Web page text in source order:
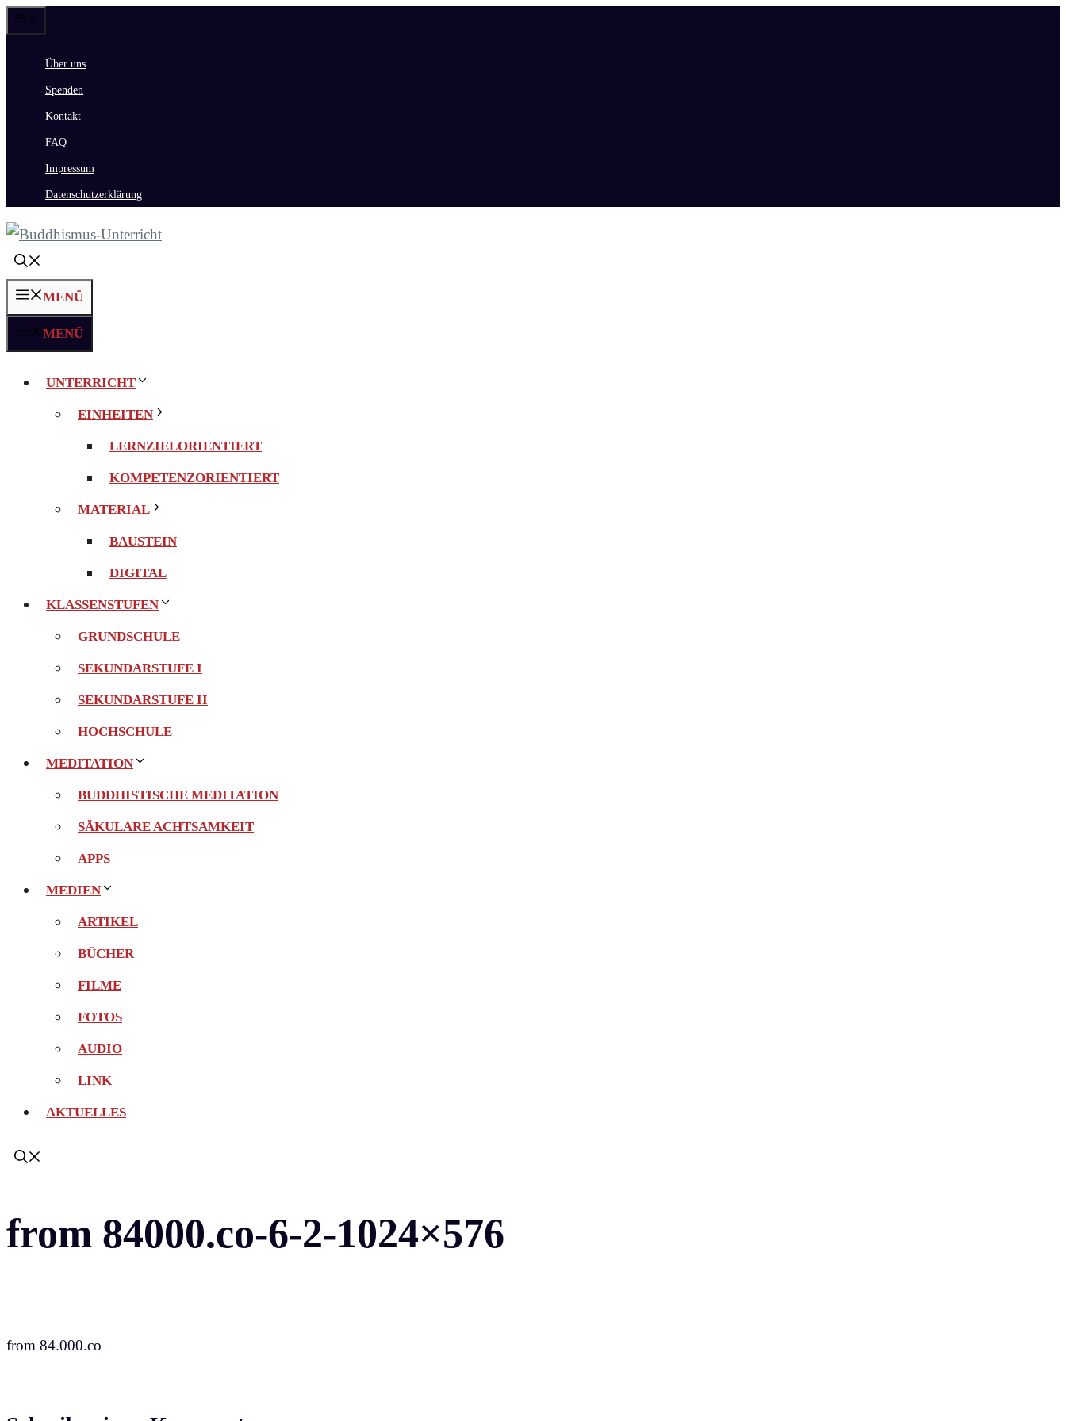
Zum
springenÜber uns
Spenden
Kontakt
FAQ
Impressum
Datenschutzerklärung
MENÜ
MENÜ
UNTERRICHT
EINHEITEN
LERNZIELORIENTIERT
KOMPETENZORIENTIERT
MATERIAL
BAUSTEIN
DIGITAL
KLASSENSTUFEN
GRUNDSCHULE
SEKUNDARSTUFE I
SEKUNDARSTUFE II
HOCHSCHULE
MEDITATION
BUDDHISTISCHE MEDITATION
SÄKULARE ACHTSAMKEIT
APPS
MEDIEN
ARTIKEL
BÜCHER
FILME
FOTOS
AUDIO
LINK
AKTUELLES
from 84000.co-6-2-1024×576
from 84.000.co